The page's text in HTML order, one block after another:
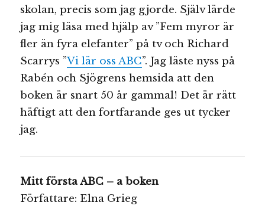
skolan, precis som jag gjorde. Själv lärde
jag mig läsa med hjälp av ”Fem myror är
fler än fyra elefanter” på tv och Richard
Scarrys ”Vi lär oss ABC”. Jag läste nyss på
Rabén och Sjögrens hemsida att den
boken är snart 50 år gammal! Det är rätt
häftigt att den fortfarande ges ut tycker
jag.
Mitt första ABC – a boken
Författare: Elna Grieg